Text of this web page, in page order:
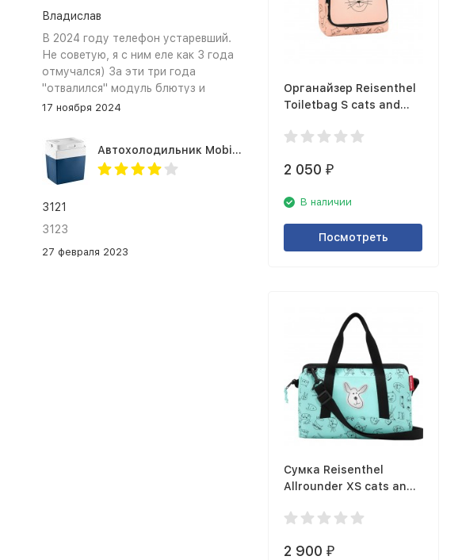
Органайзер Reisenthel
Toiletbag S cats and
2 050 ₽
В наличии
Посмотреть
Сумка Reisenthel
Allrounder XS cats and
2 900 ₽
Владислав
В 2024 году телефон устаревший.
Не советую, я с ним еле как 3 года
отмучался) За эти три года
"отвалился" модуль блютуз и
сканер отпечатка пальца
17 ноября 2024
Автохолодильник Mobicool MV26 AC/DC
3121
3123
27 февраля 2023